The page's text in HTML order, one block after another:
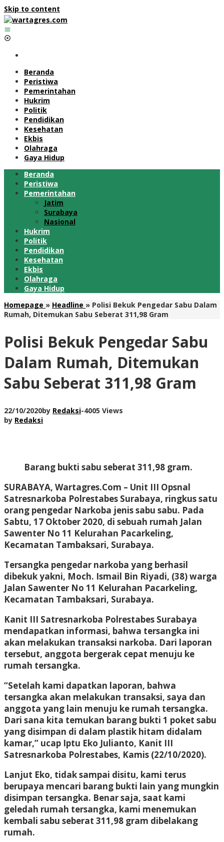
Skip to content
Beranda
Peristiwa
Pemerintahan
Hukrim
Politik
Pendidikan
Kesehatan
Ekbis
Olahraga
Gaya Hidup
Beranda
Peristiwa
Pemerintahan
Jatim
Surabaya
Nasional
Hukrim
Politik
Pendidikan
Kesehatan
Ekbis
Olahraga
Gaya Hidup
Homepage » Headline » Polisi Bekuk Pengedar Sabu Dalam
Rumah, Ditemukan Sabu Seberat 311,98 Gram
Polisi Bekuk Pengedar Sabu
Dalam Rumah, Ditemukan
Sabu Seberat 311,98 Gram
22/10/2020by Redaksi-4005 Views
by Redaksi
Barang bukti sabu seberat 311,98 gram.
SURABAYA, Wartagres.Com – Unit III Opsnal
Satresnarkoba Polrestabes Surabaya, ringkus satu
orang pengedar Narkoba jenis sabu sabu. Pada
Sabtu, 17 Oktober 2020, di sebuah rumah Jalan
Sawenter No 11 Kelurahan Pacarkeling,
Kecamatan Tambaksari, Surabaya.
Tersangka pengedar narkoba yang berhasil
dibekuk yakni, Moch. Ismail Bin Riyadi, (38) warga
Jalan Sawenter No 11 Kelurahan Pacarkeling,
Kecamatan Tambaksari, Surabaya.
Kanit III Satresnarkoba Polrestabes Surabaya
mendapatkan informasi, bahwa tersangka ini
akan melakukan transaksi narkoba. Dari laporan
tersebut, anggota bergerak cepat menuju ke
rumah tersangka.
“Setelah kami dapatkan laporan, bahwa
tersangka akan melakukan transaksi, saya dan
anggota yang lain menuju ke rumah tersangka.
Dari sana kita temukan barang bukti 1 poket sabu
yang disimpan di dalam plastik hitam didalam
kamar,” ucap Iptu Eko Julianto, Kanit III
Satresnarkoba Polrestabes, Kamis (22/10/2020).
Lanjut Eko, tidak sampai disitu, kami terus
berupaya mencari barang bukti lain yang mungkin
disimpan tersangka. Benar saja, saat kami
geledah rumah tersangka, kami menemukan
kembali sabu seberat 311,98 gram dibelakang
rumah.